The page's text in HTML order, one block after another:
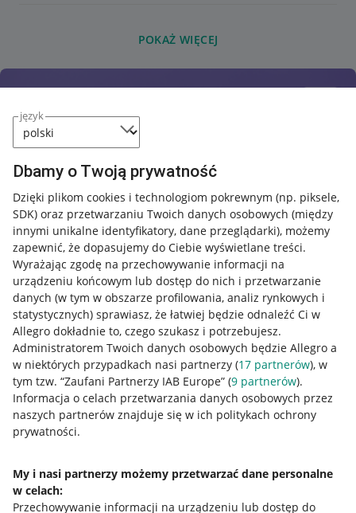
język
Dbamy o Twoją prywatność
Dzięki plikom cookies i technologiom pokrewnym (np. piksele,
SDK) oraz przetwarzaniu Twoich danych osobowych (między
innymi unikalne identyfikatory, dane przeglądarki), możemy
zapewnić, że dopasujemy do Ciebie wyświetlane treści.
Wyrażając zgodę na przechowywanie informacji na
urządzeniu końcowym lub dostęp do nich i przetwarzanie
danych (w tym w obszarze profilowania, analiz rynkowych i
statystycznych) sprawiasz, że łatwiej będzie odnaleźć Ci w
Allegro dokładnie to, czego szukasz i potrzebujesz.
Administratorem Twoich danych osobowych będzie Allegro a
w niektórych przypadkach nasi partnerzy (17 partnerów), w
tym tzw. “Zaufani Partnerzy IAB Europe” (9 partnerów).
Informacja o celach przetwarzania danych osobowych przez
naszych partnerów znajduje się w ich politykach ochrony
prywatności.
My i nasi partnerzy możemy przetwarzać dane personalne
w celach:
Przechowywanie informacji na urządzeniu lub dostęp do
POKAŻ WIĘCEJ
Przydatne informacje
Jak to działa
Allegro Gadane dla sprzedających